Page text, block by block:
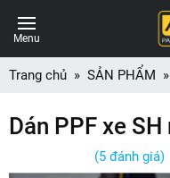
Menu
Trang chủ SẢN PHẨM
Dán PPF xe
(5 đánh giá)